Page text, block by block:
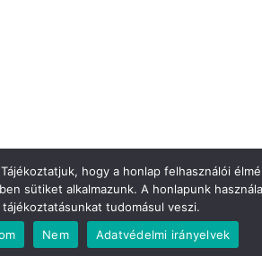
hogy a honlap felhasználói
sütiket alkalmazunk. A honlapunk
tájékoztatásunkat tudomásul veszi.
Nem Adatvédelmi irányelvek